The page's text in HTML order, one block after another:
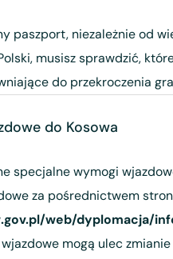
paszport, niezależnie od
musisz sprawdzić,
do przekroczenia
do Kosowa
specjalne wymogi
za pośrednictwem
web/dyplomacja/
mogą ulec